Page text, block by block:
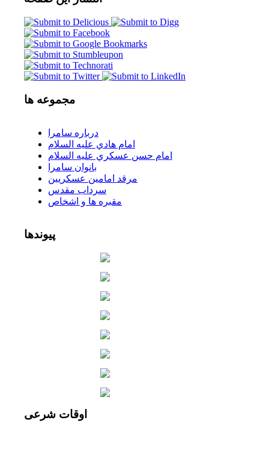
مجموعه ها
درباره سامرا
امام هادي عليه السلام
امام حسن عسكري عليه السلام
بانوان سامرا
مرقد امامين عسكريين
سرداب مقدس
مقبره ها و اشخاص
پیوندها
اوقات شرعی